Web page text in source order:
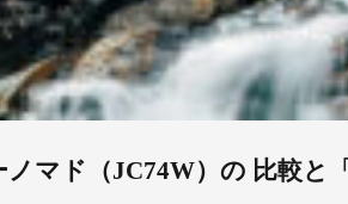
マド（JC74W）の 比較と